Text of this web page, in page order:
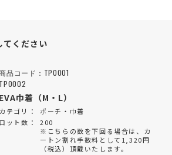
てください
品コード：TP0001
TP0002
EVA巾着（M・L）
カテゴリ：
ポーチ・巾着
ロット数：
200
※こちらの数を下回る場合は、カ
ートン割れ手数料として1,320円
（税込）頂戴いたします。